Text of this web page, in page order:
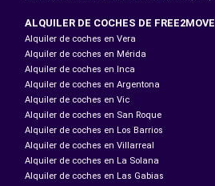
ALQUILER DE COCHES DE FREE2MOVE
Alquiler de coches en Vera
Alquiler de coches en Mérida
Alquiler de coches en Inca
Alquiler de coches en Argentona
Alquiler de coches en Vic
Alquiler de coches en San Roque
Alquiler de coches en Los Barrios
Alquiler de coches en Villarreal
Alquiler de coches en La Solana
Alquiler de coches en Las Gabias